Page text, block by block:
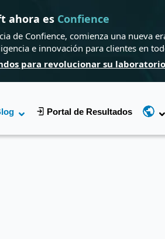
ahora es Confience
de Confience, comienza una nueva
e innovación para clientes en
para revolucionar su
Portal de Resultados